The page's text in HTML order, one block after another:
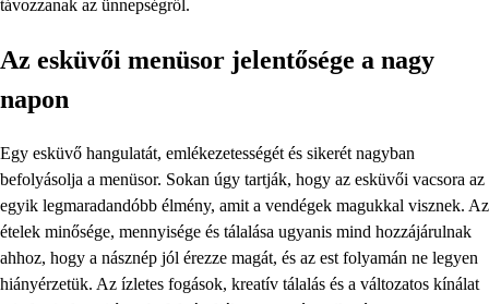
távozzanak az ünnepségről.
Az esküvői menüsor jelentősége a nagy
napon
Egy esküvő hangulatát, emlékezetességét és sikerét nagyban
befolyásolja a menüsor. Sokan úgy tartják, hogy az esküvői vacsora az
egyik legmaradandóbb élmény, amit a vendégek magukkal visznek. Az
ételek minősége, mennyisége és tálalása ugyanis mind hozzájárulnak
ahhoz, hogy a násznép jól érezze magát, és az est folyamán ne legyen
hiányérzetük. Az ízletes fogások, kreatív tálalás és a változatos kínálat